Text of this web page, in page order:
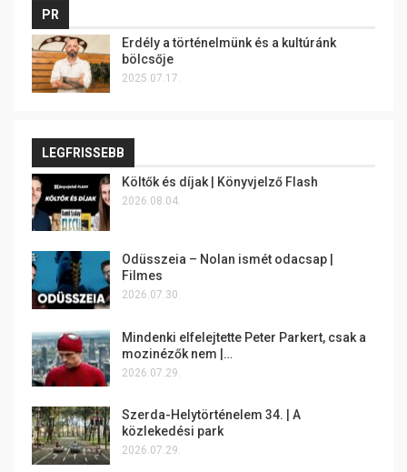
PR
Erdély a történelmünk és a kultúránk
bölcsője
2025.07.17.
LEGFRISSEBB
Költők és díjak | Könyvjelző Flash
2026.08.04.
Odüsszeia – Nolan ismét odacsap |
Filmes
2026.07.30.
Mindenki elfelejtette Peter Parkert, csak a
mozinézők nem |…
2026.07.29.
Szerda-Helytörténelem 34. | A
közlekedési park
2026.07.29.